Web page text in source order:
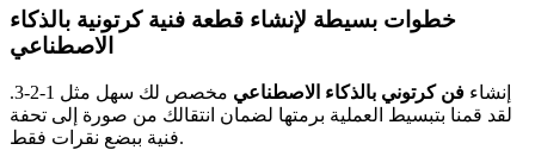
خطوات بسيطة لإنشاء قطعة فنية كرتونية بالذكاء
الاصطناعي
إنشاء فن كرتوني بالذكاء الاصطناعي
مخصص لك سهل مثل 1-2-3.
لقد قمنا بتبسيط العملية برمتها لضمان انتقالك من صورة إلى تحفة
فنية ببضع نقرات فقط.